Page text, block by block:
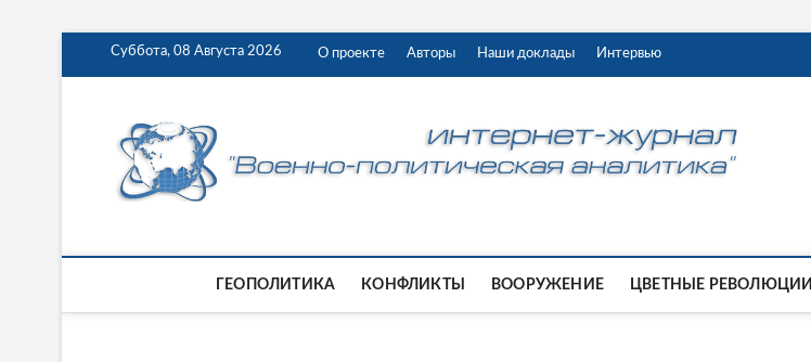
Суббота, 08 Августа 2026 О проекте Авторы Наши доклады Интервью
ГЕОПОЛИТИКА КОНФЛИКТЫ ВООРУЖЕНИЕ ЦВЕТНЫЕ РЕВОЛЮЦИИ